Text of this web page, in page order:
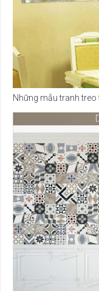
Những mẫu tranh